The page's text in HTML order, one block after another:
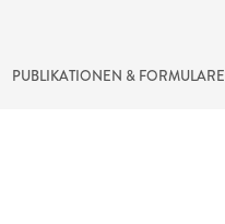
PUBLIKATIONEN & FORMULARE